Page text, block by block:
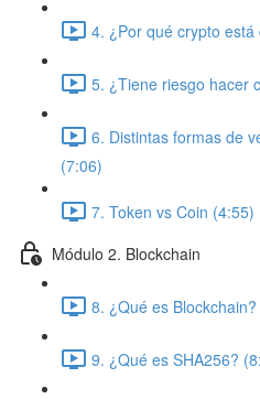
4. ¿Por qué crypto
5. ¿Tiene riesgo hacer
6. Distintas formas de
(7:06)
7. Token vs Coin (4:55)
Módulo 2. Blockchain
8. ¿Qué es
9. ¿Qué es SHA256?